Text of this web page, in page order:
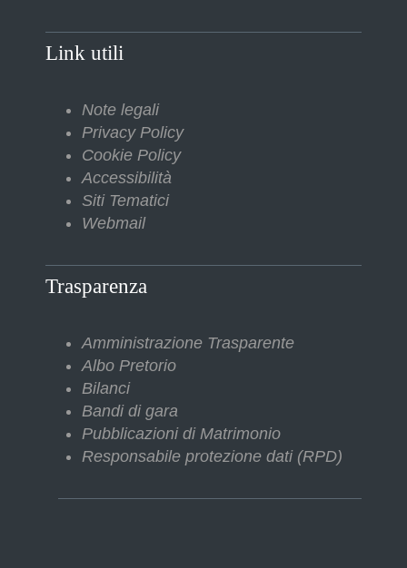
Link utili
Note legali
Privacy Policy
Cookie Policy
Accessibilità
Siti Tematici
Webmail
Trasparenza
Amministrazione Trasparente
Albo Pretorio
Bilanci
Bandi di gara
Pubblicazioni di Matrimonio
Responsabile protezione dati (RPD)